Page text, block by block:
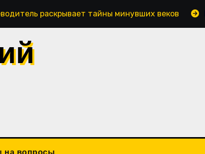
раскрывает тайны минувших веков
на вопросы